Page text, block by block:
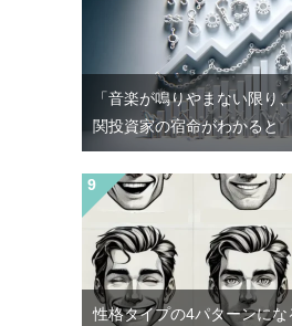
「音楽が鳴りやまない限り
関投資家の宿命がわかると
性格タイプの4パターンに